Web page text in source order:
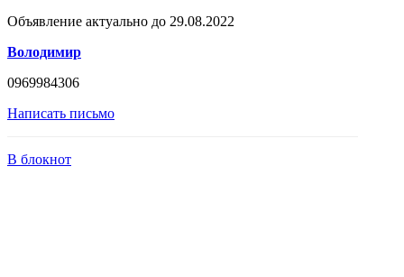
Объявление актуально до 29.08.2022
Володимир
0969984306
Написать письмо
В блокнот